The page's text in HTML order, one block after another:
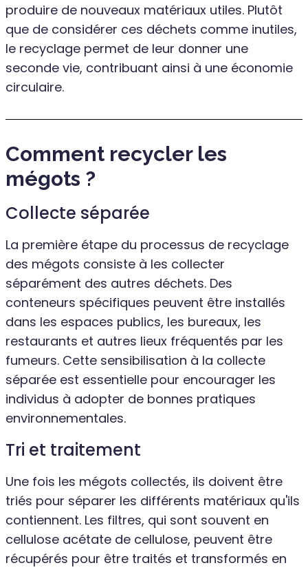
produire de nouveaux matériaux utiles. Plutôt
que de considérer ces déchets comme inutiles,
le recyclage permet de leur donner une
seconde vie, contribuant ainsi à une économie
circulaire.
Comment recycler les
mégots ?
Collecte séparée
La première étape du processus de recyclage
des mégots consiste à les collecter
séparément des autres déchets. Des
conteneurs spécifiques peuvent être installés
dans les espaces publics, les bureaux, les
restaurants et autres lieux fréquentés par les
fumeurs. Cette sensibilisation à la collecte
séparée est essentielle pour encourager les
individus à adopter de bonnes pratiques
environnementales.
Tri et traitement
Une fois les mégots collectés, ils doivent être
triés pour séparer les différents matériaux qu'ils
contiennent. Les filtres, qui sont souvent en
cellulose acétate de cellulose, peuvent être
récupérés pour être traités et transformés en